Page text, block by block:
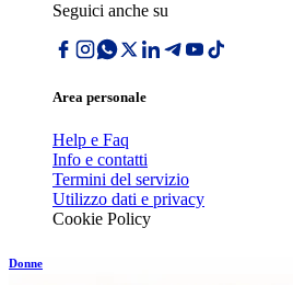
Seguici anche su
Area personale
Help e Faq
Info e contatti
Termini del servizio
Utilizzo dati e privacy
Cookie Policy
Donne